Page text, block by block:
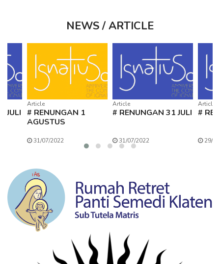
NEWS / ARTICLE
JULI
Article
# RENUNGAN 1
AGUSTUS
31/07/2022
Article
# RENUNGAN 31 JULI
31/07/2022
Article
#
29/